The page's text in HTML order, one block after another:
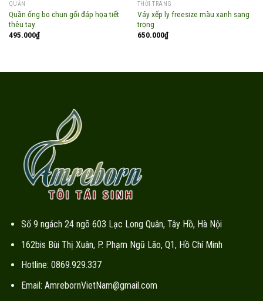
QUẦN
Quần ống bo chun gối đáp họa tiết
thêu tay
495.000₫
THỜI TRANG
Váy xếp ly freesize màu xanh sang
trọng
650.000₫
Số 9 ngách 24 ngõ 603 Lạc Long Quân, Tây Hồ, Hà Nội
162bis Bùi Thị Xuân, P. Phạm Ngũ Lão, Q1, Hồ Chí Minh
Hotline: 0869.929.337
Email: AmrebornVietNam@gmail.com